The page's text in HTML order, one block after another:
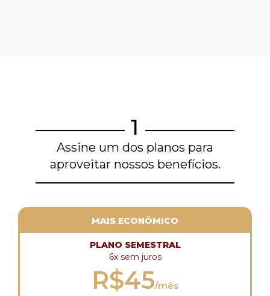
1
Assine um dos planos para
aproveitar nossos benefícios.
MAIS ECONÔMICO
PLANO SEMESTRAL
6x sem juros
R$45/mês